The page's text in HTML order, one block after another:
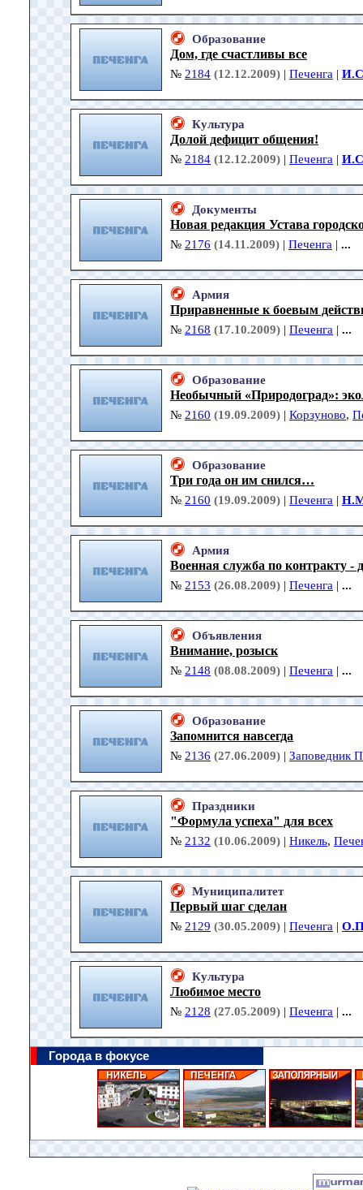
Образование
Дом, где счастливы все
№ 2184 (12.12.2009) | Печенга |
Культура
Долой дефицит общения!
№ 2184 (12.12.2009) | Печенга |
Документы
Новая редакция Устава
№ 2176 (14.11.2009) | Печенга | ...
Армия
Приравненные к боевым
№ 2168 (17.10.2009) | Печенга | ...
Образование
Необычный «Природоград»:
№ 2160 (19.09.2009) | Корзуново,
Образование
Три года он им снился…
№ 2160 (19.09.2009) | Печенга |
Армия
Военная служба по контракту -
№ 2153 (26.08.2009) | Печенга | ...
Объявления
Внимание, розыск
№ 2148 (08.08.2009) | Печенга | ...
Образование
Запомнится навсегда
№ 2136 (27.06.2009) | Заповедник
Праздники
"Формула успеха" для всех
№ 2132 (10.06.2009) | Никель,
Муниципалитет
Первый шаг сделан
№ 2129 (30.05.2009) | Печенга |
Культура
Любимое место
№ 2128 (27.05.2009) | Печенга | ...
Города в фокусе